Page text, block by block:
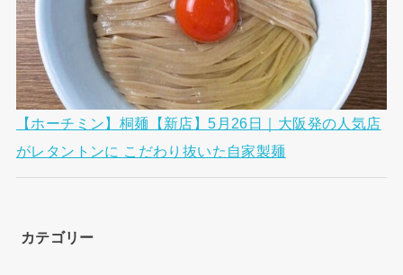
【ホーチミン】桐麺【新店】5月26日｜大阪発の人気店
がレタントンに こだわり抜いた自家製麺
カテゴリー